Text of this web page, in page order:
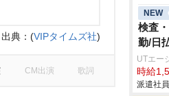
出典： (VIPタイムズ社)
CM出演 歌詞
NEW
検査
勤/日
UTエー
時給
派遣社